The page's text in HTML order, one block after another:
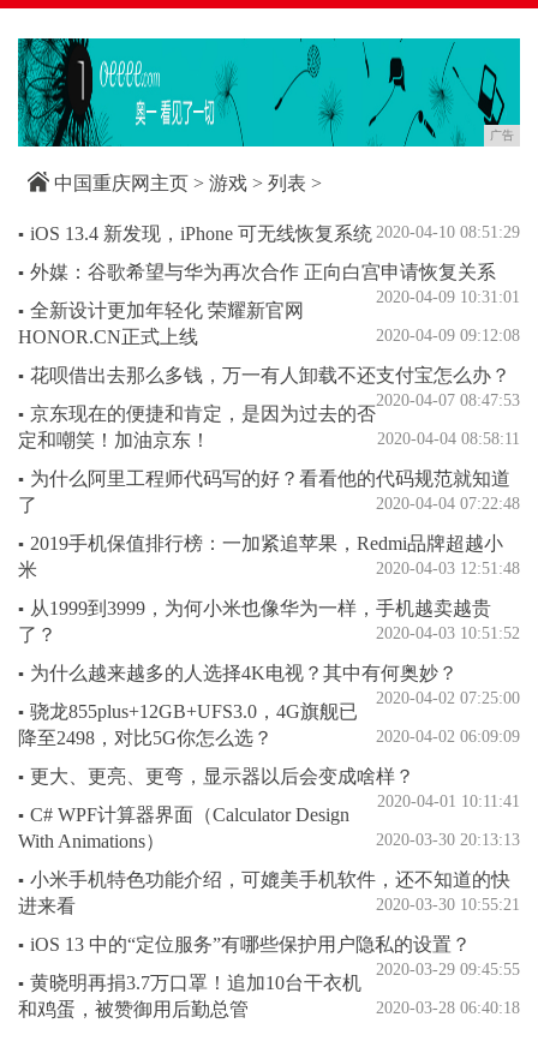
广告
中国重庆网主页 > 游戏 > 列表 >
▪ iOS 13.4 新发现，iPhone 可无线恢复系统 2020-04-10 08:51:29
▪ 外媒：谷歌希望与华为再次合作 正向白宫申请恢复关系
2020-04-09 10:31:01
▪ 全新设计更加年轻化 荣耀新官网
HONOR.CN正式上线
2020-04-09 09:12:08
▪ 花呗借出去那么多钱，万一有人卸载不还支付宝怎么办？
2020-04-07 08:47:53
▪ 京东现在的便捷和肯定，是因为过去的否
定和嘲笑！加油京东！
2020-04-04 08:58:11
▪ 为什么阿里工程师代码写的好？看看他的代码规范就知道
了
2020-04-04 07:22:48
▪ 2019手机保值排行榜：一加紧追苹果，Redmi品牌超越小
米
2020-04-03 12:51:48
▪ 从1999到3999，为何小米也像华为一样，手机越卖越贵
了？
2020-04-03 10:51:52
▪ 为什么越来越多的人选择4K电视？其中有何奥妙？
2020-04-02 07:25:00
▪ 骁龙855plus+12GB+UFS3.0，4G旗舰已
降至2498，对比5G你怎么选？
2020-04-02 06:09:09
▪ 更大、更亮、更弯，显示器以后会变成啥样？
2020-04-01 10:11:41
▪ C# WPF计算器界面（Calculator Design
With Animations）
2020-03-30 20:13:13
▪ 小米手机特色功能介绍，可媲美手机软件，还不知道的快
进来看
2020-03-30 10:55:21
▪ iOS 13 中的“定位服务”有哪些保护用户隐私的设置？
2020-03-29 09:45:55
▪ 黄晓明再捐3.7万口罩！追加10台干衣机
和鸡蛋，被赞御用后勤总管
2020-03-28 06:40:18